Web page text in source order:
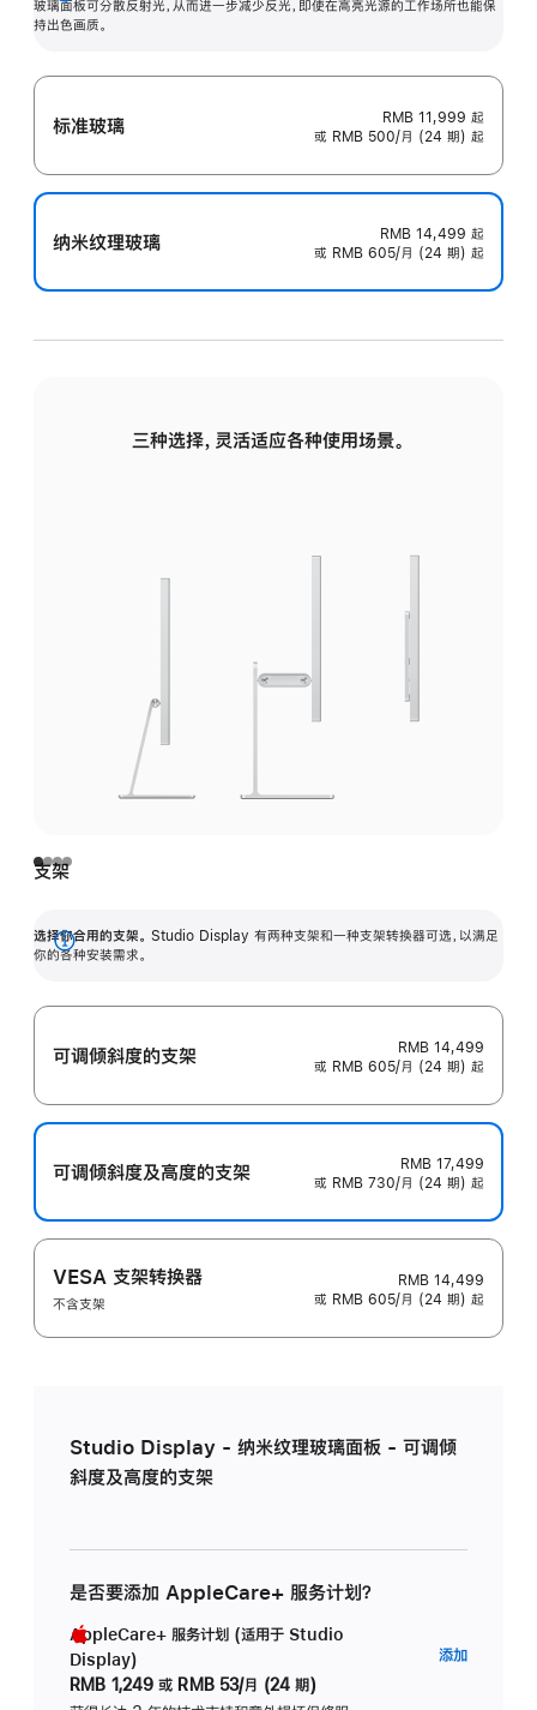
玻璃面板可分散反射光，从而进一步减少反光，即使在高亮光源的工作场所也能保
持出色画质。
展
开
标准玻璃 RMB 11,999 起
或 RMB 500/月 (24 期) 起
纳米纹理玻璃 RMB 14,499 起
或 RMB 605/月 (24 期) 起
三种选择，灵活适应各种使用场景。
支架
选择你合用的支架。 Studio Display 有两种支架和一种支架转换器可选，以满足
你的各种安装需求。
展
可调倾斜度的支架
RMB 14,499
或 RMB 605/月 (24 期) 起
可调倾斜度及高‍度的支‍架
RMB 17,499
或 RMB 730/月 (24 期) 起
VESA 支架转换器
不含支架
RMB 14,499
或 RMB 605/月 (24 期) 起
Studio Display - 纳米纹理玻璃面板 - 可调倾
斜度及高度的支架
是否要添加 AppleCare+ 服务计划？
AppleCare+ 服务计划 (适用于 Studio
Display)
RMB 1,249 或 RMB 53/月 (24 期)
添加